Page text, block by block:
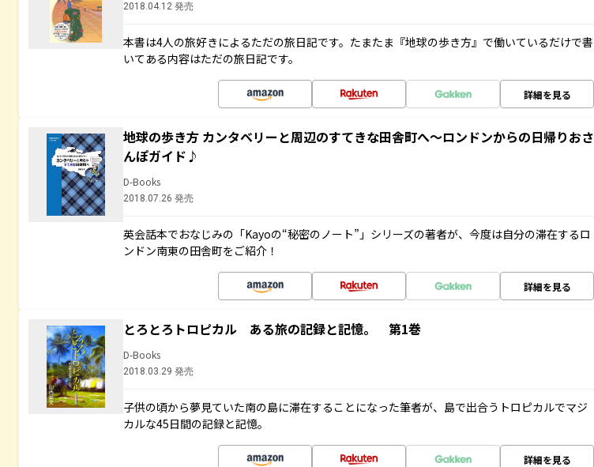
2018.04.12 発売
本書は4人の旅好きによるただの旅日記です。たまたま『地球の歩き方』で働いているだけで書
いてある内容はただの旅日記です。
詳細を見る
地球の歩き方 カンタベリーと周辺のすてきな田舎町へ～ロンドンからの日帰りおさ
んぽガイド♪
D-Books
2018.07.26 発売
英会話本でおなじみの「Kayoの“秘密のノート”」シリーズの著者が、今度は自分の滞在するロ
ンドン南東の田舎町をご紹介！
詳細を見る
とろとろトロピカル ある旅の記録と記憶。 第1巻
D-Books
2018.03.29 発売
子供の頃から夢見ていた南の島に滞在することになった筆者が、島で出合うトロピカルでマジ
カルな45日間の記録と記憶。
詳細を見る